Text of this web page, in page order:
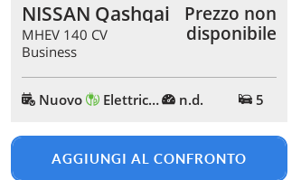
NISSAN Qashqai
MHEV 140 CV
Business
Prezzo non
disponibile
Nuovo Elettrica/Benzina n.d. 5
AGGIUNGI AL CONFRONTO